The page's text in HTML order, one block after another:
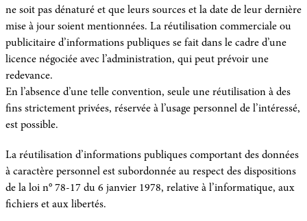
ne soit pas dénaturé et que leurs sources et la date de leur dernière
mise à jour soient mentionnées. La réutilisation commerciale ou
publicitaire d’informations publiques se fait dans le cadre d’une
licence négociée avec l’administration, qui peut prévoir une
redevance.
En l’absence d’une telle convention, seule une réutilisation à des
fins strictement privées, réservée à l’usage personnel de l’intéressé,
est possible.
La réutilisation d’informations publiques comportant des données
à caractère personnel est subordonnée au respect des dispositions
de la loi n° 78-17 du 6 janvier 1978, relative à l’informatique, aux
fichiers et aux libertés.